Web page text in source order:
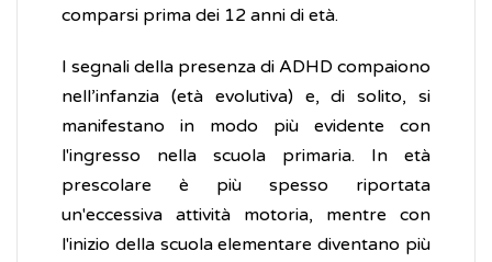
comparsi prima dei 12 anni di età.
I segnali della presenza di ADHD compaiono
nell’infanzia (età evolutiva) e, di solito, si
manifestano in modo più evidente con
l'ingresso nella scuola primaria. In età
prescolare è più spesso riportata
un'eccessiva attività motoria, mentre con
l'inizio della scuola elementare diventano più